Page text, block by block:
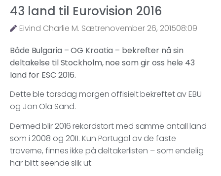
43 land til Eurovision 2016
Eivind Charlie M. Sætrenovember 26, 201508:09
Både Bulgaria – OG Kroatia – bekrefter nå sin
deltakelse til Stockholm, noe som gir oss hele 43
land for ESC 2016.
Dette ble torsdag morgen offisielt bekreftet av EBU
og Jon Ola Sand.
Dermed blir 2016 rekordstort med samme antall land
som i 2008 og 2011. Kun Portugal av de faste
traverne, finnes ikke på deltakerlisten – som endelig
har blitt seende slik ut: